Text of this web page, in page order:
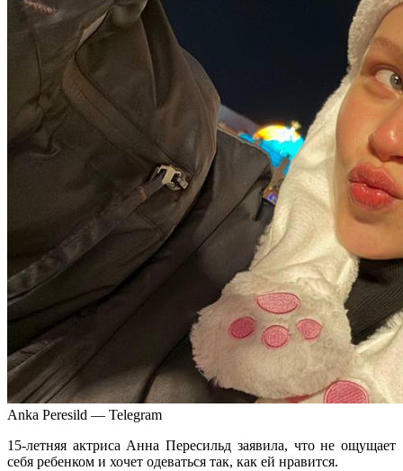
Anka Peresild — Telegram
15-летняя актриса Анна Пересильд заявила, что не ощущает
себя ребенком и хочет одеваться так, как ей нравится.